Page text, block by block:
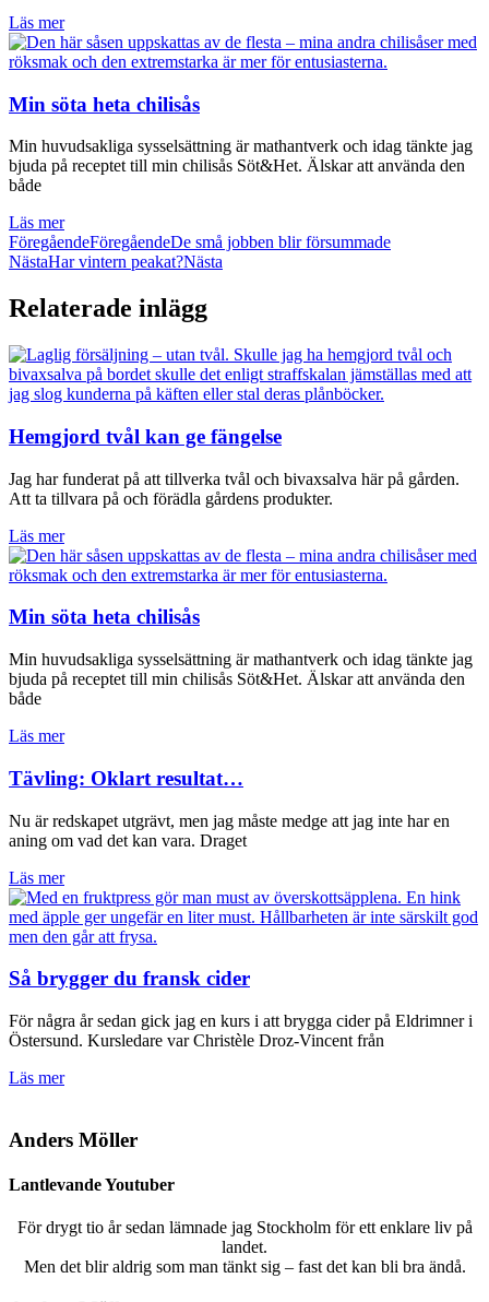
Läs mer
Min söta heta chilisås
Min huvudsakliga sysselsättning är mathantverk och idag tänkte jag
bjuda på receptet till min chilisås Söt&Het. Älskar att använda den
både
Läs mer
FöregåendeFöregåendeDe små jobben blir försummade
NästaHar vintern peakat?Nästa
Relaterade inlägg
Hemgjord tvål kan ge fängelse
Jag har funderat på att tillverka tvål och bivaxsalva här på gården.
Att ta tillvara på och förädla gårdens produkter.
Läs mer
Min söta heta chilisås
Min huvudsakliga sysselsättning är mathantverk och idag tänkte jag
bjuda på receptet till min chilisås Söt&Het. Älskar att använda den
både
Läs mer
Tävling: Oklart resultat…
Nu är redskapet utgrävt, men jag måste medge att jag inte har en
aning om vad det kan vara. Draget
Läs mer
Så brygger du fransk cider
För några år sedan gick jag en kurs i att brygga cider på Eldrimner i
Östersund. Kursledare var Christèle Droz-Vincent från
Läs mer
Anders Möller
Lantlevande Youtuber
För drygt tio år sedan lämnade jag Stockholm för ett enklare liv på
landet.
Men det blir aldrig som man tänkt sig – fast det kan bli bra ändå.